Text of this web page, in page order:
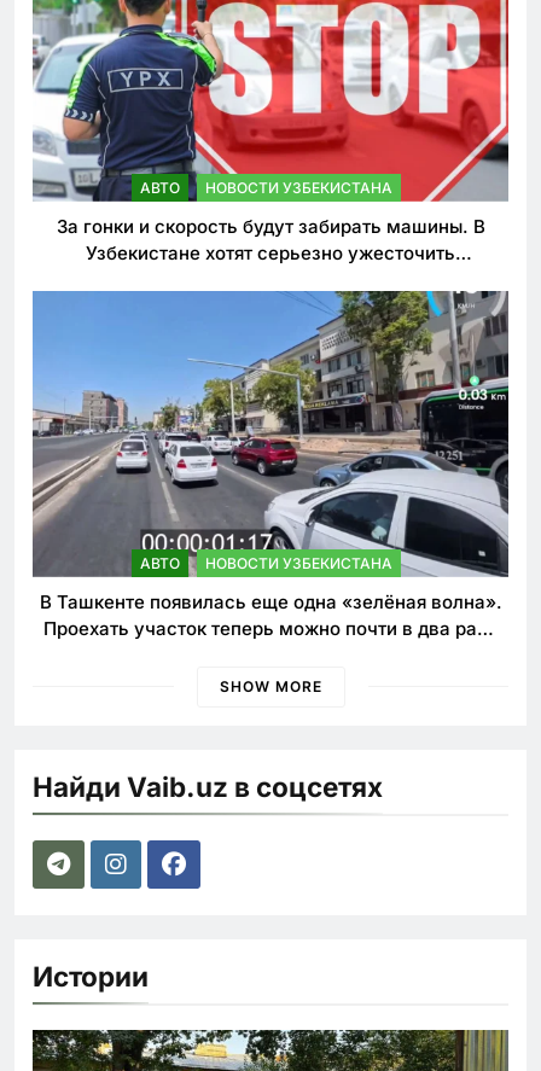
АВТО НОВОСТИ УЗБЕКИСТАНА
За гонки и скорость будут забирать машины. В
Узбекистане хотят серьезно ужесточить
АВТО НОВОСТИ УЗБЕКИСТАНА
В Ташкенте появилась еще одна «зелёная волна».
Проехать участок теперь можно почти в два раза
SHOW MORE
Найди Vaib.uz в соцсетях
Истории